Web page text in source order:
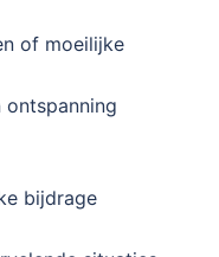
of moeilijke
ontspanning
bijdrage